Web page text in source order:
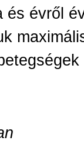
és évről